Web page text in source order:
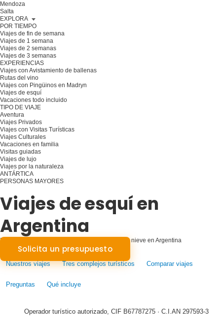
Mendoza
Salta
EXPLORA
POR TIEMPO
Viajes de fin de semana
Viajes de 1 semana
Viajes de 2 semanas
Viajes de 3 semanas
EXPERIENCIAS
Viajes con Avistamiento de ballenas
Rutas del vino
Viajes con Pingüinos en Madryn
Viajes de esquí
Vacaciones todo incluido
TIPO DE VIAJE
Aventura
Viajes Privados
Viajes con Visitas Turísticas
Viajes Culturales
Vacaciones en familia
Visitas guiadas
Viajes de lujo
Viajes por la naturaleza
ANTÁRTICA
PERSONAS MAYORES
Viajes de esquí en
Argentina
Esplendor nevado: Aventuras emocionantes con nieve en Argentina
Solicita un presupuesto
Nuestros viajes Tres complejos turísticos Comparar viajes
Preguntas Qué incluye
Operador turístico autorizado, CIF B67787275 · C.I.AN 297593-3